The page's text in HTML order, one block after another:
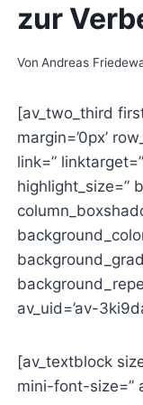
zur
Von Andreas
[av_two_third
margin=’0px’
link=”
highlight_size=”
av_uid=’av-
[av_textblock
mini-font-size=”